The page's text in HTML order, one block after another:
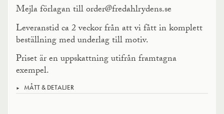
Mejla förlagan till order@fredahlrydens.se
Leveranstid ca 2 veckor från att vi fått in komplett
beställning med underlag till motiv.
Priset är en uppskattning utifrån framtagna
exempel.
MÅTT & DETALJER